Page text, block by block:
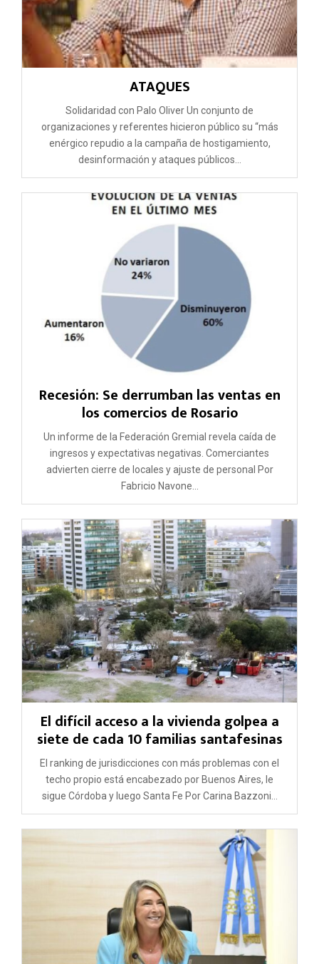
ATAQUES
Solidaridad con Palo Oliver Un conjunto de
organizaciones y referentes hicieron público su “más
enérgico repudio a la campaña de hostigamiento,
desinformación y ataques públicos...
Recesión: Se derrumban las ventas en
los comercios de Rosario
Un informe de la Federación Gremial revela caída de
ingresos y expectativas negativas. Comerciantes
advierten cierre de locales y ajuste de personal Por
Fabricio Navone...
El difícil acceso a la vivienda golpea a
siete de cada 10 familias santafesinas
El ranking de jurisdicciones con más problemas con el
techo propio está encabezado por Buenos Aires, le
sigue Córdoba y luego Santa Fe Por Carina Bazzoni...